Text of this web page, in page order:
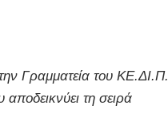
Γραμματεία του ΚΕ.ΔΙ.Π.
τη σειρά